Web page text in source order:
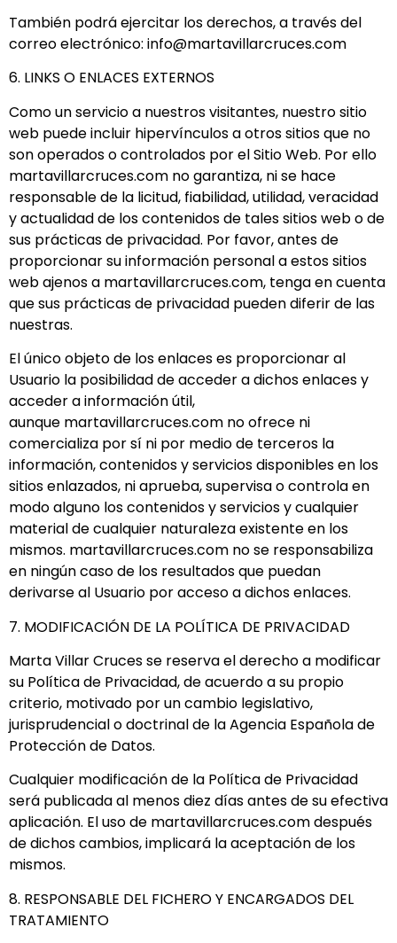
También podrá ejercitar los derechos, a través del
correo electrónico: info@martavillarcruces.com
6. LINKS O ENLACES EXTERNOS
Como un servicio a nuestros visitantes, nuestro sitio
web puede incluir hipervínculos a otros sitios que no
son operados o controlados por el Sitio Web. Por ello
martavillarcruces.com no garantiza, ni se hace
responsable de la licitud, fiabilidad, utilidad, veracidad
y actualidad de los contenidos de tales sitios web o de
sus prácticas de privacidad. Por favor, antes de
proporcionar su información personal a estos sitios
web ajenos a martavillarcruces.com, tenga en cuenta
que sus prácticas de privacidad pueden diferir de las
nuestras.
El único objeto de los enlaces es proporcionar al
Usuario la posibilidad de acceder a dichos enlaces y
acceder a información útil,
aunque martavillarcruces.com no ofrece ni
comercializa por sí ni por medio de terceros la
información, contenidos y servicios disponibles en los
sitios enlazados, ni aprueba, supervisa o controla en
modo alguno los contenidos y servicios y cualquier
material de cualquier naturaleza existente en los
mismos. martavillarcruces.com no se responsabiliza
en ningún caso de los resultados que puedan
derivarse al Usuario por acceso a dichos enlaces.
7. MODIFICACIÓN DE LA POLÍTICA DE PRIVACIDAD
Marta Villar Cruces se reserva el derecho a modificar
su Política de Privacidad, de acuerdo a su propio
criterio, motivado por un cambio legislativo,
jurisprudencial o doctrinal de la Agencia Española de
Protección de Datos.
Cualquier modificación de la Política de Privacidad
será publicada al menos diez días antes de su efectiva
aplicación. El uso de martavillarcruces.com después
de dichos cambios, implicará la aceptación de los
mismos.
8. RESPONSABLE DEL FICHERO Y ENCARGADOS DEL
TRATAMIENTO